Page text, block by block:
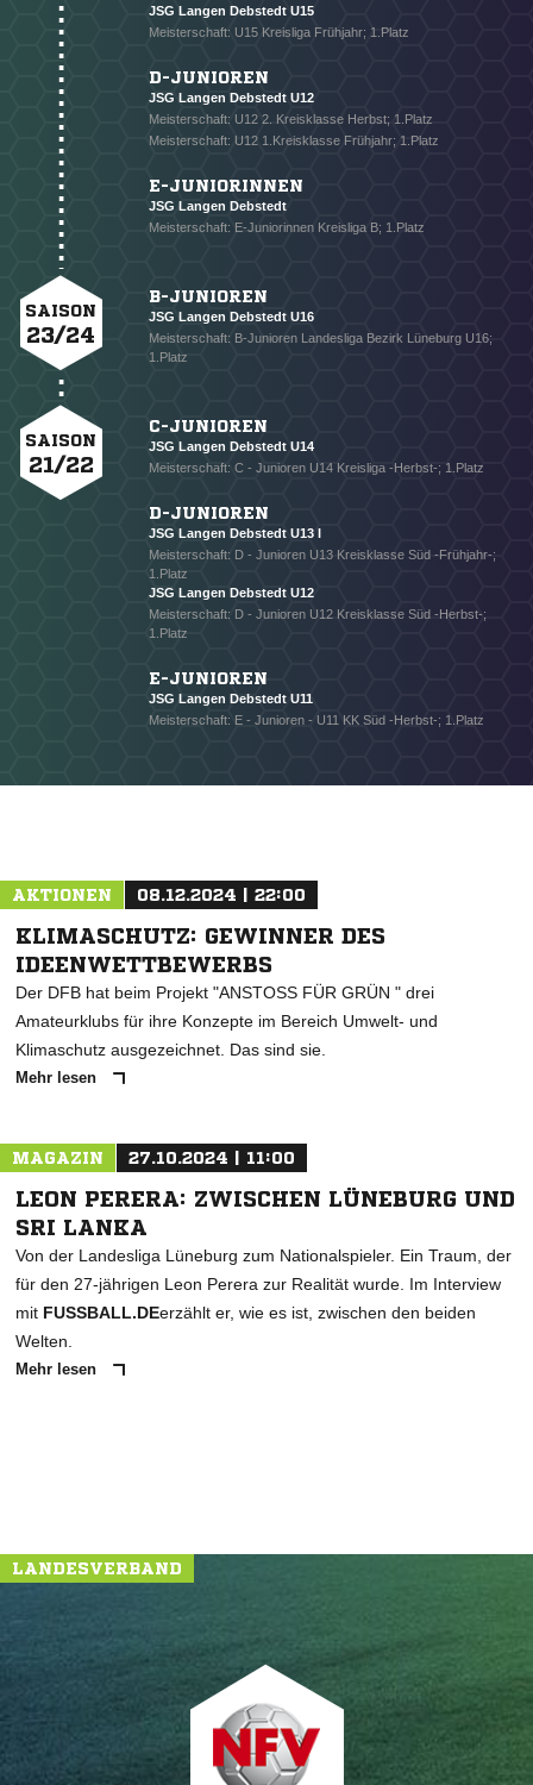
* Pflichtfelder
JSG Langen Debstedt U15
Meisterschaft: U15 Kreisliga Frühjahr; 1.Platz
D-JUNIOREN
JSG Langen Debstedt U12
Meisterschaft: U12 2. Kreisklasse Herbst; 1.Platz
Meisterschaft: U12 1.Kreisklasse Frühjahr; 1.Platz
E-JUNIORINNEN
JSG Langen Debstedt
Meisterschaft: E-Juniorinnen Kreisliga B; 1.Platz
SAISON
23/24
B-JUNIOREN
JSG Langen Debstedt U16
Meisterschaft: B-Junioren Landesliga Bezirk Lüneburg U16;
1.Platz
SAISON
21/22
C-JUNIOREN
JSG Langen Debstedt U14
Meisterschaft: C - Junioren U14 Kreisliga -Herbst-; 1.Platz
D-JUNIOREN
JSG Langen Debstedt U13 I
Meisterschaft: D - Junioren U13 Kreisklasse Süd -Frühjahr-;
1.Platz
JSG Langen Debstedt U12
Meisterschaft: D - Junioren U12 Kreisklasse Süd -Herbst-;
1.Platz
E-JUNIOREN
JSG Langen Debstedt U11
Meisterschaft: E - Junioren - U11 KK Süd -Herbst-; 1.Platz
AKTIONEN 08.12.2024 | 22:00
KLIMASCHUTZ: GEWINNER DES
IDEENWETTBEWERBS
Der DFB hat beim Projekt "ANSTOSS FÜR GRÜN " drei
Amateurklubs für ihre Konzepte im Bereich Umwelt- und
Klimaschutz ausgezeichnet. Das sind sie.
Mehr lesen
MAGAZIN 27.10.2024 | 11:00
LEON PERERA: ZWISCHEN LÜNEBURG UND
SRI LANKA
Von der Landesliga Lüneburg zum Nationalspieler. Ein Traum, der
für den 27-jährigen Leon Perera zur Realität wurde. Im Interview
mit FUSSBALL.DEerzählt er, wie es ist, zwischen den beiden
Welten.
Mehr lesen
LANDESVERBAND